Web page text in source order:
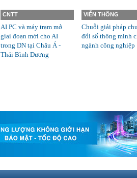
CNTT
AI PC và máy trạm mở
giai đoạn mới cho AI
trong DN tại Châu Á -
Thái Bình Dương
VIỄN THÔNG
Chuỗi giải pháp
đổi số thông minh
ngành công nghiệp